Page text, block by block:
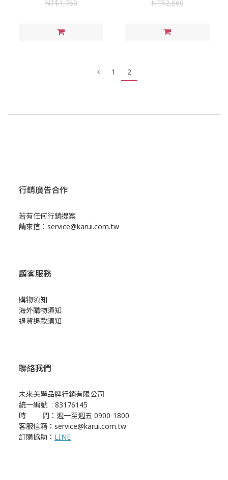
NT$1,760 NT$2,860
1 2
行銷廣告合作
若有任何行銷提案
請來信：service@karui.com.tw
顧客服務
購物須知
海外購物須知
退貨退款須知
聯絡我們
未來美學品牌行銷有限公司
統一編號 : 83176145
時 間：週一至週五 0900-1800
客服信箱 ： service@karui.com.tw
訂購協助 ： LINE